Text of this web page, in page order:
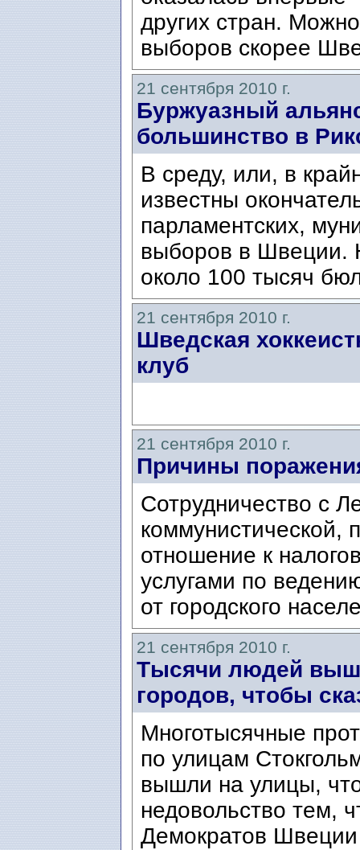
других стран.
выборов скорее
21 сентября 2010 г.
Буржуазный
большинство в
В среду, или, в
известны
парламентских,
выборов в Швеции.
около 100 тысяч
21 сентября 2010 г.
Шведская
клуб
21 сентября 2010 г.
Причины
Сотрудничество с
коммунистической,
отношение к
услугами по
от городского
21 сентября 2010 г.
Тысячи людей
городов, чтобы
Многотысячные
по улицам
вышли на улицы,
недовольство тем,
Демократов